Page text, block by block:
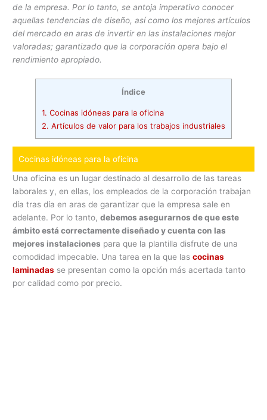
de la empresa. Por lo tanto, se antoja imperativo conocer
aquellas tendencias de diseño, así como los mejores artículos
del mercado en aras de invertir en las instalaciones mejor
valoradas; garantizado que la corporación opera bajo el
rendimiento apropiado.
Índice
1. Cocinas idóneas para la oficina
2. Artículos de valor para los trabajos industriales
Cocinas idóneas para la oficina
Una oficina es un lugar destinado al desarrollo de las tareas
laborales y, en ellas, los empleados de la corporación trabajan
día tras día en aras de garantizar que la empresa sale en
adelante. Por lo tanto,debemos asegurarnos de que este
ámbito está correctamente diseñado y cuenta con las
mejores instalaciones para que la plantilla disfrute de una
comodidad impecable. Una tarea en la que lascocinas
laminadas se presentan como la opción más acertada tanto
por calidad como por precio.